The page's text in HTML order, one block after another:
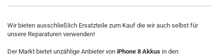
Wir bieten ausschließlich Ersatzteile zum Kauf die wir auch selbst für
unsere Reparaturen verwenden!
Der Markt bietet unzählige Anbieter von iPhone 8 Akkus in den